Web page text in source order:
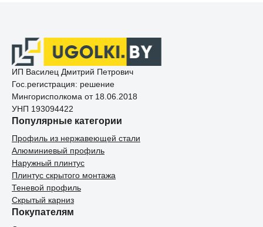
ИП Василец Дмитрий Петрович
Гос.регистрация: решение
Мингорисполкома от 18.06.2018
УНП 193094422
Популярные категории
Профиль из нержавеющей стали
Алюминиевый профиль
Наружный плинтус
Плинтус скрытого монтажа
Теневой профиль
Скрытый карниз
Покупателям